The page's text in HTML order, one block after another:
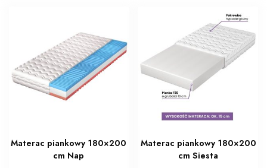
Materac piankowy 180×200
cm Nap
Materac piankowy 180×200
cm Siesta